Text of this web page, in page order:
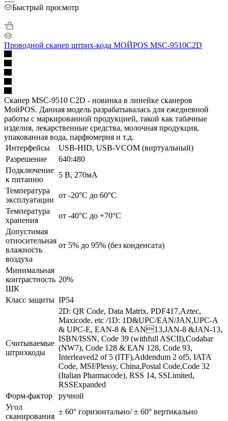
Быстрый просмотр
Проводной сканер штрих-кода МОЙPOS MSC-9510C2D
Сканер MSC-9510 C2D - новинка в линейке сканеров
МойPOS. Данная модель разрабатывалась для ежедневной
работы с маркированной продукцией, такой как табачные
изделия, лекарственные средства, молочная продукция,
упакованная вода, парфюмерия и т.д.
Интерфейсы
USB-HID, USB-VCOM (виртуальный)
Разрешение
640:480
Подключение
к питанию
5 В, 270мА
Температура
эксплуатации
от -20°C до 60°C
Температура
хранения
от -40°C до +70°C
Допустимая
относительная
влажность
воздуха
от 5% до 95% (без конденсата)
Минимальная
контрастность
ШК
20%
Класс защиты IP54
Считываемые
штрихкоды
2D: QR Code, Data Matrix, PDF417,Aztec,
Maxicode, etc /1D: 1D&UPC/EAN/JAN,UPC-A
& UPC-E, EAN-8 & EAN13,JAN-8 &JAN-13,
ISBN/ISSN, Code 39 (withfull ASCII),Codabar
(NW7), Code 128 & EAN 128, Code 93,
Interleaved2 of 5 (ITF),Addendum 2 of5, IATA
Code, MSI/Plessy, China,Postal Code,Code 32
(Italian Pharmacode), RSS 14, SSLimited,
RSSExpanded
Форм-фактор
ручной
Угол
сканирования
± 60° горизонтально/ ± 60° вертикально